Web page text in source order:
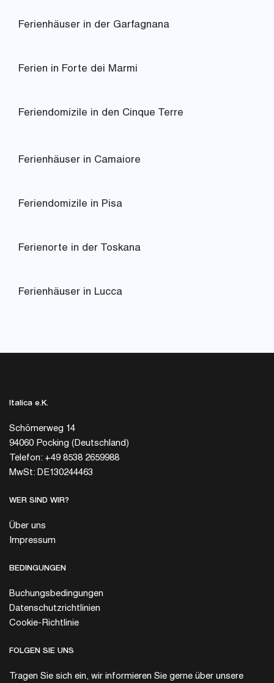
Ferienhäuser in der Garfagnana
Ferien in Forte dei Marmi
Feriendomizile in den Cinque Terre
Ferienhäuser in Camaiore
Feriendomizile in Pisa
Ferienorte in der Toskana
Ferienhäuser in Lucca
Italica e.K.
Schömerweg 14
94060 Pocking (Deutschland)
Telefon: +49 8538 2659988
MwSt: DE130244463
WER SIND WIR?
Über uns
Impressum
BEDINGUNGEN
Buchungsbedingungen
Datenschutzrichtlinien
Cookie-Richtlinie
FOLGEN SIE UNS
Tragen Sie sich ein, wir informieren Sie gerne über unsere